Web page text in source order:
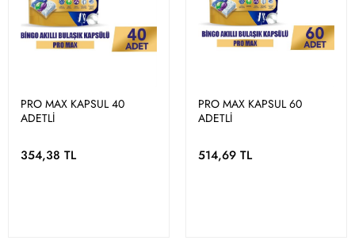
PRO MAX KAPSUL 40
ADETLİ
354,38 TL
PRO MAX KAPSUL 60
ADETLİ
514,69 TL